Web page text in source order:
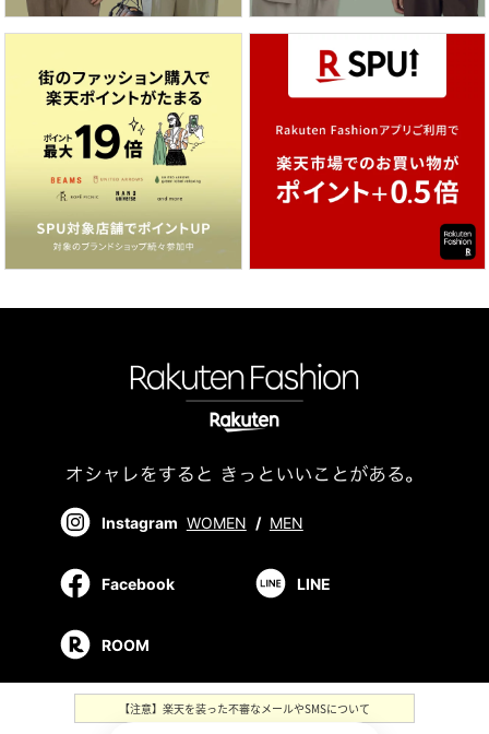
Instagram WOMEN / MEN
Facebook LINE
ROOM
【注意】楽天を装った不審なメールやSMSについて